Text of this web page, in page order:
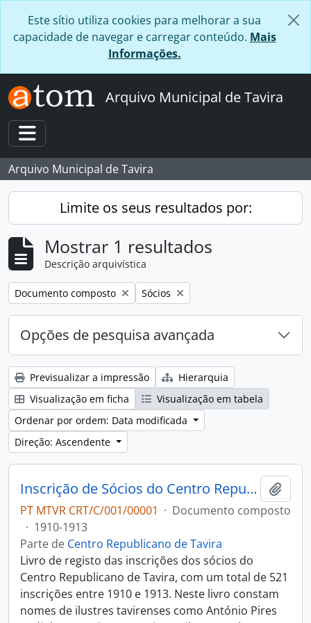
Este sítio utiliza cookies para melhorar a sua
capacidade de navegar e carregar conteúdo. Mais
Informações.
Arquivo Municipal de Tavira
Toggle navigation
Arquivo Municipal de Tavira
Limite os seus resultados por:
Mostrar 1 resultados
Descrição arquivística
Remover filtro:
Documento composto Remover filtro:
Sócios
Opções de pesquisa avançada
Previsualizar a impressão
Hierarquia
Visualização em ficha
Visualização em tabela
Ordenar por ordem: Data modificada
Direção: Ascendente
Inscrição de Sócios do Centro Republicano
PT MTVR CRT/C/001/00001 · Documento composto
· 1910-1913
Parte de Centro Republicano de Tavira
Livro de registo das inscrições dos sócios do
Centro Republicano de Tavira, com um total de 521
inscrições entre 1910 e 1913. Neste livro constam
nomes de ilustres tavirenses como António Pires